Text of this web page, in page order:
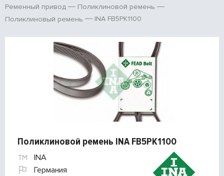
Ременный привод
Поликлиновой ремень
Поликлиновый ремень
INA FB5PK1100
Поликлиновой ремень INA FB5PK1100
INA
Германия